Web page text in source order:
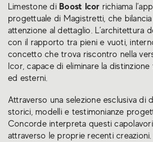
Limestone di Boost Icor richiama
progettuale di Magistretti, che
attenzione al dettaglio. L’architettura
con il rapporto tra pieni e vuoti,
concetto che trova riscontro nella
Icor, capace di eliminare la
ed esterni.
Attraverso una selezione esclusiva di
storici, modelli e testimonianze
Concorde interpreta questi
attraverso le proprie recenti